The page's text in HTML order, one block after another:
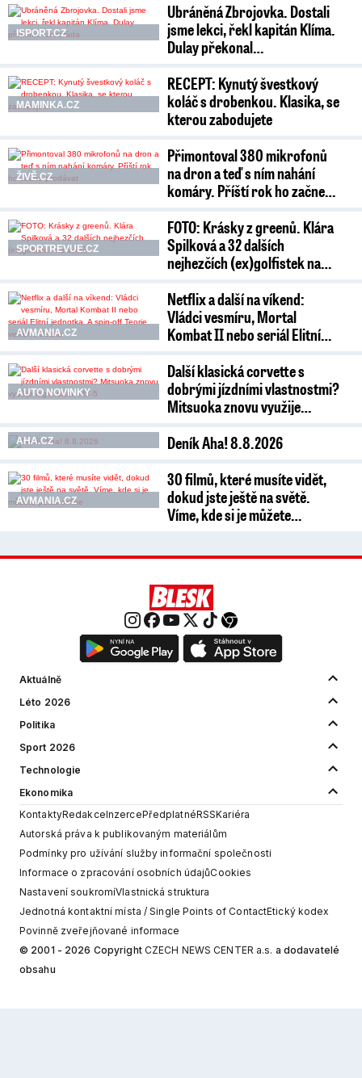
ISPORT.CZ
Ubráněná Zbrojovka. Dostali
jsme lekci, řekl kapitán Klíma.
Dulay překonal…
MAMINKA.CZ
RECEPT: Kynutý švestkový
koláč s drobenkou. Klasika, se
kterou zabodujete
ŽIVĚ.CZ
Přimontoval 380 mikrofonů
na dron a teď s ním nahání
komáry. Příští rok ho začne…
SPORTREVUE.CZ
FOTO: Krásky z greenů. Klára
Spilková a 32 dalších
nejhezčích (ex)golfistek na…
AVMANIA.CZ
Netflix a další na víkend:
Vládci vesmíru, Mortal
Kombat II nebo seriál Elitní…
AUTO NOVINKY
Další klasická corvette s
dobrými jízdními vlastnostmi?
Mitsuoka znovu využije…
AHA.CZ Deník Aha! 8.8.2026
AVMANIA.CZ
30 filmů, které musíte vidět,
dokud jste ještě na světě.
Víme, kde si je můžete…
Aktuálně
Léto 2026
Politika
Sport 2026
Technologie
Ekonomika
KontaktyRedakceInzercePředplatnéRSSKariéra
Autorská práva k publikovaným materiálům
Podmínky pro užívání služby informační společnosti
Informace o zpracování osobních údajůCookies
Nastavení soukromíVlastnická struktura
Jednotná kontaktní místa / Single Points of ContactEtický kodex
Povinně zveřejňované informace
© 2001 - 2026 Copyright CZECH NEWS CENTER a.s. a dodavatelé
obsahu